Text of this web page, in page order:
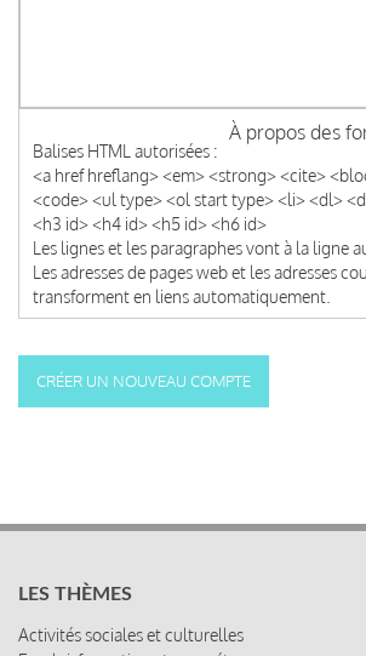
À propos des
Balises HTML autorisées :
<a href hreflang> <em> <strong> <cite>
<code> <ul type> <ol start type> <li> <dl>
<h3 id> <h4 id> <h5 id> <h6 id>
Les lignes et les paragraphes vont à la ligne
Les adresses de pages web et les adresses
transforment en liens automatiquement.
LES THÈMES
Activités sociales et culturelles